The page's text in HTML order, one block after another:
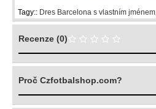
Tagy:: Dres Barcelona s vlastním jménem
Recenze (0)
Proč Czfotbalshop.com?